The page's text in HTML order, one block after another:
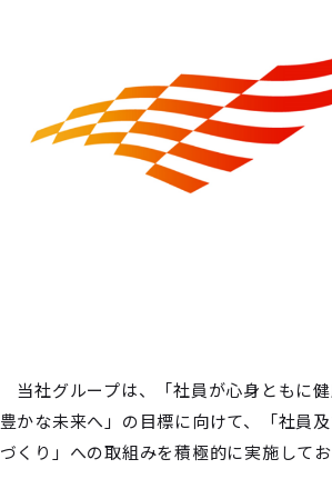
当社グループは、「社員が心身ともに
豊かな未来へ」の目標に向けて、「社員
づくり」への取組みを積極的に実施してお